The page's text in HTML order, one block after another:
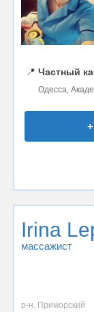
📍 Частный
Одесса,
Irina
массажист
р-н. Приморский